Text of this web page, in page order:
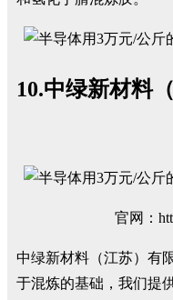
10.中绿新材料
官网：
中绿新材料（江苏）有
于混炼的基础，我们提